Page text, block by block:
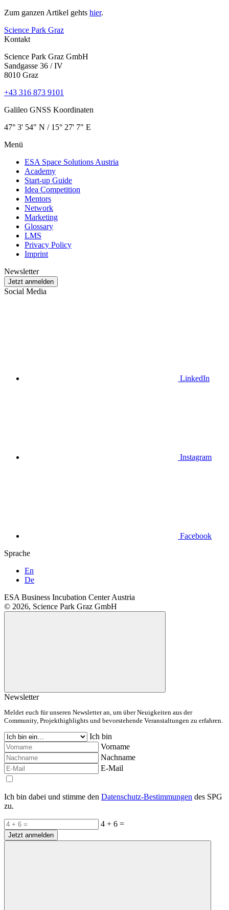
Zum ganzen Artikel gehts hier.
Science Park Graz
Kontakt
Science Park Graz GmbH
Sandgasse 36 / IV
8010 Graz
+43 316 873 9101
Galileo GNSS Koordinaten
47° 3' 54" N / ­15° 27' 7" E
Menü
ESA Space Solutions Austria
Academy
Start-up Guide
Idea Competition
Mentors
Network
Marketing
Glossary
LMS
Privacy Policy
Imprint
Newsletter
Jetzt anmelden
Social Media
LinkedIn
Instagram
Facebook
Sprache
En
De
ESA Business Incubation Center Austria
© 2026, Science Park Graz GmbH
Newsletter
Meldet euch für unseren Newsletter an, um über Neuigkeiten aus der
Community, Projekthighlights und bevorstehende Veranstaltungen zu erfahren.
Ich bin
Vorname
Nachname
E-Mail
Ich bin dabei und stimme den Datenschutz-Bestimmungen des SPG
zu.
4 + 6 =
Jetzt anmelden